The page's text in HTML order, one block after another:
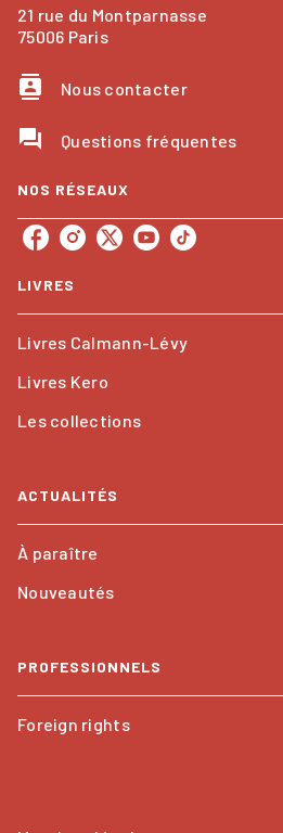
21 rue du Montparnasse
75006 Paris
contacts Nous contacter
question_answer Questions fréquentes
NOS RÉSEAUX
LIVRES
Livres Calmann-Lévy
Livres Kero
Les collections
ACTUALITÉS
À paraître
Nouveautés
PROFESSIONNELS
Foreign rights